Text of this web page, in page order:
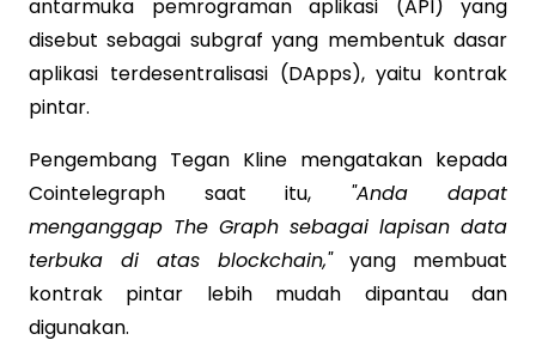
antarmuka pemrograman aplikasi (API) yang
disebut sebagai subgraf yang membentuk dasar
aplikasi terdesentralisasi (DApps), yaitu kontrak
pintar.
Pengembang Tegan Kline mengatakan kepada
Cointelegraph saat itu, "Anda dapat
menganggap The Graph sebagai lapisan data
terbuka di atas blockchain,"yang membuat
kontrak pintar lebih mudah dipantau dan
digunakan.